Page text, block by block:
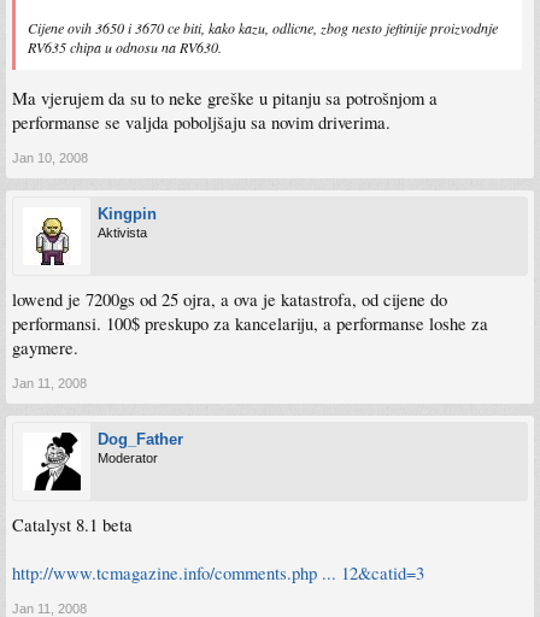
Cijene ovih 3650 i 3670 ce biti, kako kazu, odlicne, zbog nesto jeftinije proizvodnje
RV635 chipa u odnosu na RV630.
Ma vjerujem da su to neke greške u pitanju sa potrošnjom a
performanse se valjda poboljšaju sa novim driverima.
Jan 10, 2008
Kingpin
Aktivista
lowend je 7200gs od 25 ojra, a ova je katastrofa, od cijene do
performansi. 100$ preskupo za kancelariju, a performanse loshe za
gaymere.
Jan 11, 2008
Dog_Father
Moderator
Catalyst 8.1 beta
http://www.tcmagazine.info/comments.php ... 12&catid=3
Jan 11, 2008